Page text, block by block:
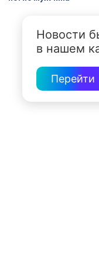
Новости
в нашем
Перейти